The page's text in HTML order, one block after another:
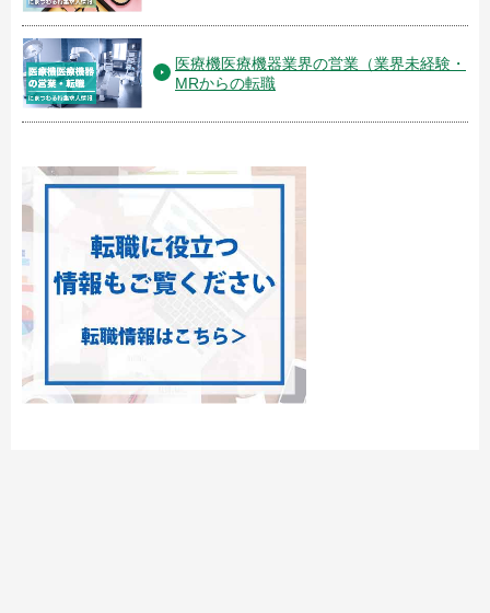
医療機医療機器業界の営業（業界未経験・
MRからの転職